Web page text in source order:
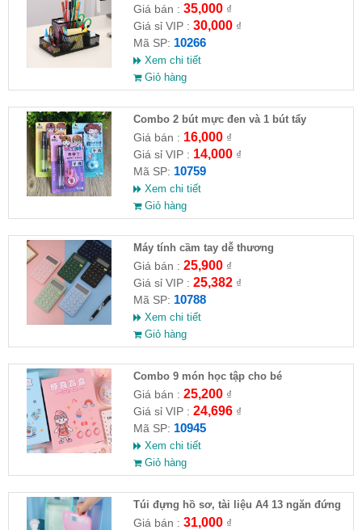
Giá bán : 35,000₫
Giá sỉ VIP : 30,000₫
Mã SP: 10266
Xem chi tiết
Giỏ hàng
Combo 2 bút mực đen và 1 bút tẩy
Giá bán : 16,000₫
Giá sỉ VIP : 14,000₫
Mã SP: 10759
Xem chi tiết
Giỏ hàng
Máy tính cầm tay dễ thương
Giá bán : 25,900₫
Giá sỉ VIP : 25,382₫
Mã SP: 10788
Xem chi tiết
Giỏ hàng
Combo 9 món học tập cho bé
Giá bán : 25,200₫
Giá sỉ VIP : 24,696₫
Mã SP: 10945
Xem chi tiết
Giỏ hàng
Túi đựng hồ sơ, tài liệu A4 13 ngăn đứng
Giá bán : 31,000₫